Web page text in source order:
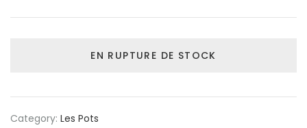
EN RUPTURE DE STOCK
Category: Les Pots